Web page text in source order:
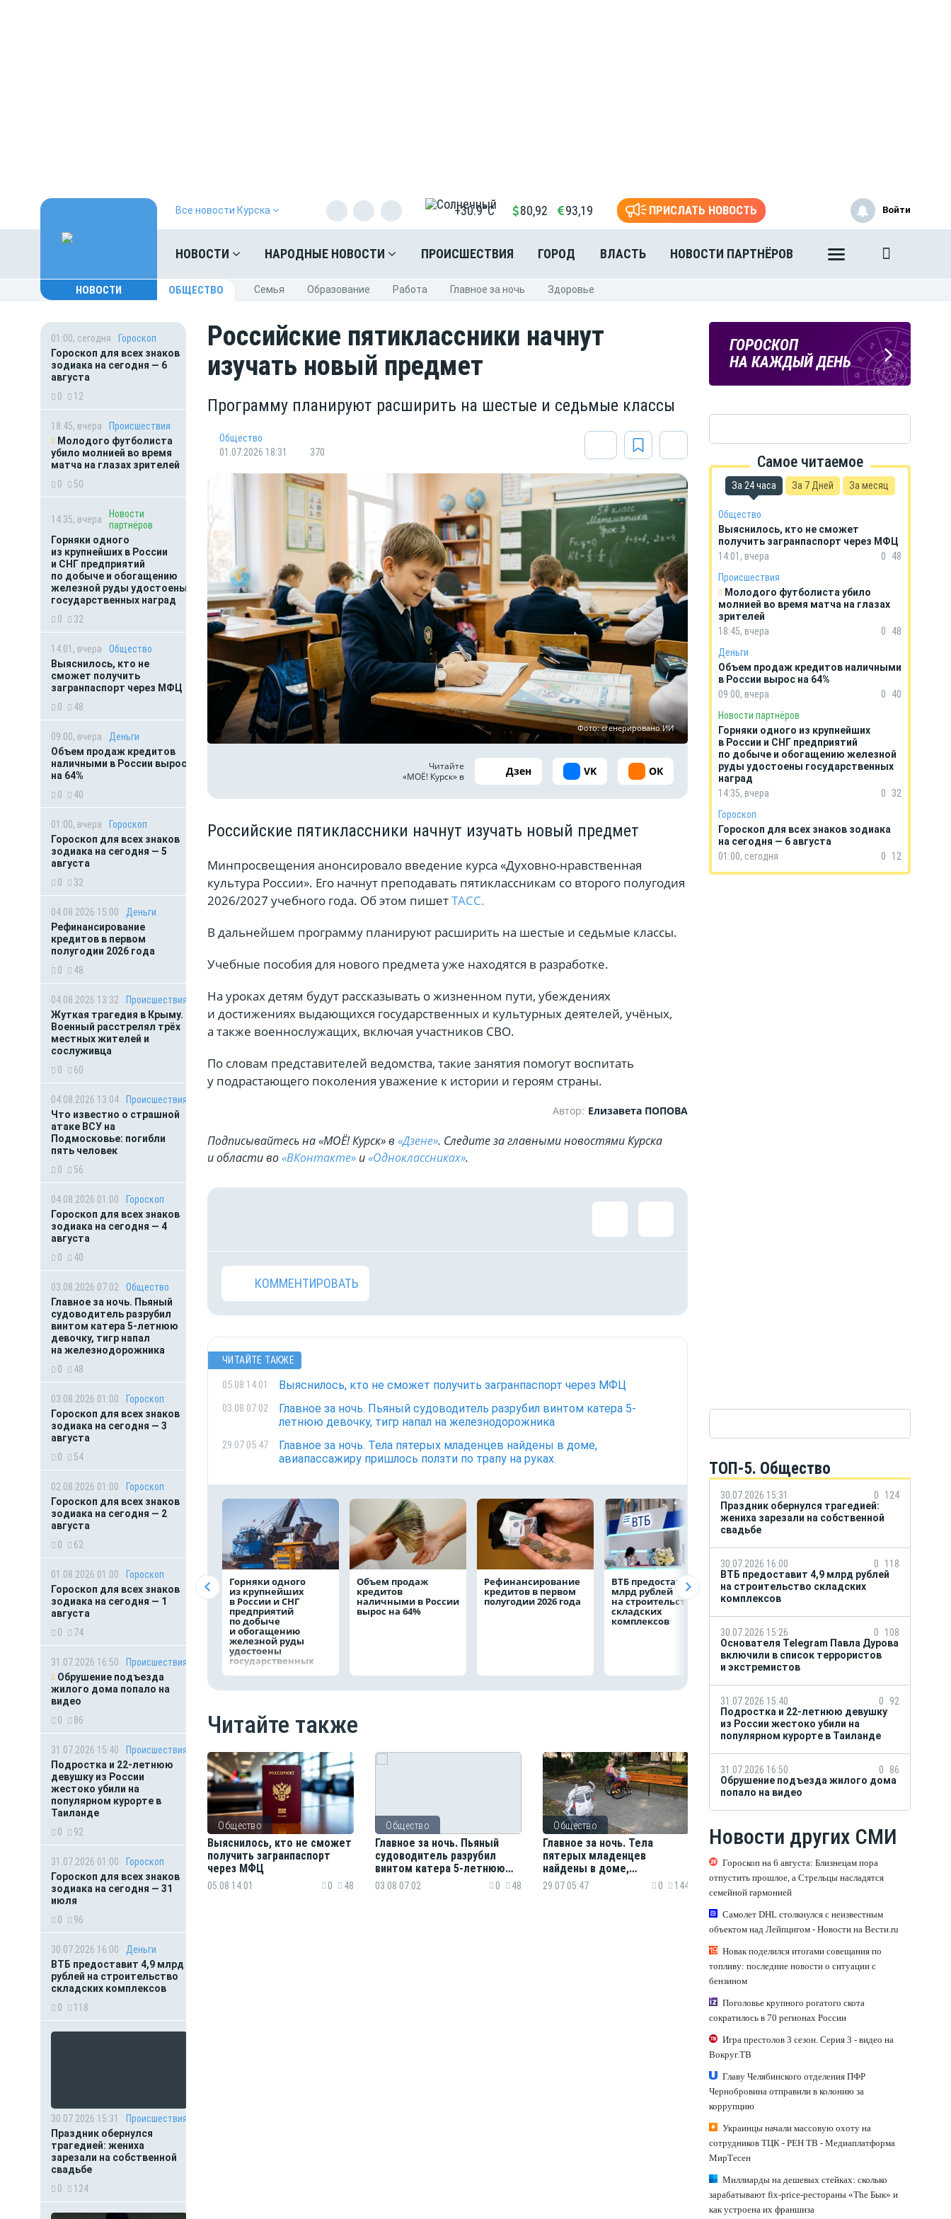
Все новости Курска +30.9°C 80,92 93,19 ПРИСЛАТЬ НОВОСТЬ
НОВОСТИ НАРОДНЫЕ НОВОСТИ ПРОИСШЕСТВИЯ ГОРОД ВЛАСТЬ НОВОСТИ ПАРТНЁРОВ
Войти
НОВОСТИ ОБЩЕСТВО Cемья Oбразование Pабота Главное за ночь Здоровье
01:00, сегодня
Гороскоп
Гороскоп для всех знаков
зодиака на сегодня — 6
августа
0
12
18:45, вчера
Происшествия
Молодого футболиста
убило молнией во время
матча на глазах зрителей
0
50
14:35, вчера
Новости
партнёров
Горняки одного
из крупнейших в России
и СНГ предприятий
по добыче и обогащению
железной руды удостоены
государственных наград
0
32
14:01, вчера
Общество
Выяснилось, кто не
сможет получить
загранпаспорт через МФЦ
0
48
09:00, вчера
Деньги
Объем продаж кредитов
наличными в России вырос
на 64%
0
40
01:00, вчера
Гороскоп
Гороскоп для всех знаков
зодиака на сегодня — 5
августа
0
32
04.08.2026 15:00
Деньги
Рефинансирование
кредитов в первом
полугодии 2026 года
0
48
04.08.2026 13:32
Происшествия
Жуткая трагедия в Крыму.
Военный расстрелял трёх
местных жителей и
сослуживца
0
60
04.08.2026 13:04
Происшествия
Что известно о страшной
атаке ВСУ на
Подмосковье: погибли
пять человек
0
56
04.08.2026 01:00
Гороскоп
Гороскоп для всех знаков
зодиака на сегодня — 4
августа
0
40
03.08.2026 07:02
Общество
Главное за ночь. Пьяный
судоводитель разрубил
винтом катера 5-летнюю
девочку, тигр напал
на железнодорожника
0
48
03.08.2026 01:00
Гороскоп
Гороскоп для всех знаков
зодиака на сегодня — 3
августа
0
54
02.08.2026 01:00
Гороскоп
Гороскоп для всех знаков
зодиака на сегодня — 2
августа
0
62
01.08.2026 01:00
Гороскоп
Гороскоп для всех знаков
зодиака на сегодня — 1
августа
0
74
31.07.2026 16:50
Происшествия
Обрушение подъезда
жилого дома попало на
видео
0
86
31.07.2026 15:40
Происшествия
Подростка и 22-летнюю
девушку из России
жестоко убили на
популярном курорте в
Таиланде
0
92
31.07.2026 01:00
Гороскоп
Гороскоп для всех знаков
зодиака на сегодня — 31
июля
0
96
30.07.2026 16:00
Деньги
ВТБ предоставит 4,9 млрд
рублей на строительство
складских комплексов
0
118
30.07.2026 15:31
Происшествия
Праздник обернулся
трагедией: жениха
зарезали на собственной
свадьбе
0
124
Российские пятиклассники начнут
изучать новый предмет
Программу планируют расширить на шестые и седьмые классы
Общество
01.07.2026 18:31
370
Фото: сгенерировано ИИ
Читайте
«МОЁ! Курск» в
Дзен VK ОК
Российские пятиклассники начнут изучать новый предмет
Минпросвещения анонсировало введение курса «Духовно-нравственная
культура России». Его начнут преподавать пятиклассникам со второго полугодия
2026/2027 учебного года. Об этом пишетТАСС.
В дальнейшем программу планируют расширить на шестые и седьмые классы.
Учебные пособия для нового предмета уже находятся в разработке.
На уроках детям будут рассказывать о жизненном пути, убеждениях
и достижениях выдающихся государственных и культурных деятелей, учёных,
а также военнослужащих, включая участников СВО.
По словам представителей ведомства, такие занятия помогут воспитать
у подрастающего поколения уважение к истории и героям страны.
Автор: Елизавета ПОПОВА
Подписывайтесь на «МОЁ! Курск» в «Дзене». Cледите за главными новостями Курска
и области во«ВКонтакте» и«Одноклассниках».
КОММЕНТИРОВАТЬ
ЧИТАЙТЕ ТАКЖЕ
05.08 14:01 Выяснилось, кто не сможет получить загранпаспорт через МФЦ
03.08 07:02
Главное за ночь. Пьяный судоводитель разрубил винтом катера 5-
летнюю девочку, тигр напал на железнодорожника
29.07 05:47
Главное за ночь. Тела пятерых младенцев найдены в доме,
авиапассажиру пришлось ползти по трапу на руках.
Горняки одного
из крупнейших
в России и СНГ
предприятий
по добыче
и обогащению
железной руды
удостоены
государственных
наград
Объем продаж
кредитов
наличными в России
вырос на 64%
Рефинансирование
кредитов в первом
полугодии 2026 года
ВТБ предоставит 4,9
млрд рублей
на строительство
складских
комплексов
Популяция
дальневосточного
леопарда выросла в
ВТБ
Читайте также
Общество
Выяснилось, кто не сможет
получить загранпаспорт
через МФЦ
05.08 14:01 0 48
Общество
Главное за ночь. Пьяный
судоводитель разрубил
винтом катера 5-летнюю
девочку, тигр напал
03.08 07:02 0 48
Общество
Главное за ночь. Тела
пятерых младенцев
найдены в доме,
авиапассажиру пришлось
29.07 05:47 0 144
ПОГОДА
В КУРСКЕ
ГОРОСКОП
НА КАЖДЫЙ ДЕНЬ
Самое читаемое
За 24 часа За 7 Дней За месяц
Общество
Выяснилось, кто не сможет
получить загранпаспорт через МФЦ
14:01, вчера
0
48
Происшествия
Молодого футболиста убило
молнией во время матча на глазах
зрителей
18:45, вчера
0
48
Деньги
Объем продаж кредитов наличными
в России вырос на 64%
09:00, вчера
0
40
Новости партнёров
Горняки одного из крупнейших
в России и СНГ предприятий
по добыче и обогащению железной
руды удостоены государственных
наград
14:35, вчера
0
32
Гороскоп
Гороскоп для всех знаков зодиака
на сегодня — 6 августа
01:00, сегодня
0 12
ТОП-5. Общество
30.07.2026 15:31 0
124
Праздник обернулся трагедией:
жениха зарезали на собственной
свадьбе
30.07.2026 16:00 0
118
ВТБ предоставит 4,9 млрд рублей
на строительство складских
комплексов
30.07.2026 15:26 0
108
Основателя Telegram Павла Дурова
включили в список террористов
и экстремистов
31.07.2026 15:40 0
92
Подростка и 22-летнюю девушку
из России жестоко убили на
популярном курорте в Таиланде
31.07.2026 16:50 0
86
Обрушение подъезда жилого дома
попало на видео
Новости других СМИ
Гороскоп на 6 августа: Близнецам пора
отпустить прошлое, а Стрельцы насладятся
семейной гармонией
Самолет DHL столкнулся с неизвестным
объектом над Лейпцигом - Новости на Вести.ru
Новак поделился итогами совещания по
топливу: последние новости о ситуации с
бензином
Поголовье крупного рогатого скота
сократилось в 70 регионах России
Игра престолов 3 сезон. Серия 3 - видео на
Вокруг.ТВ
Главу Челябинского отделения ПФР
Чернобровина отправили в колонию за
коррупцию
Украинцы начали массовую охоту на
сотрудников ТЦК - РЕН ТВ - Медиаплатформа
МирТесен
Миллиарды на дешевых стейках: сколько
зарабатывают fix-price-рестораны «The Бык» и
как устроена их франшиза